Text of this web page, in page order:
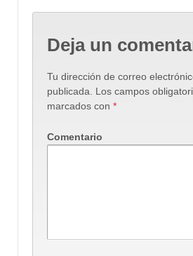
Deja un
Tu dirección de correo
publicada. Los campos
marcados con *
Comentario